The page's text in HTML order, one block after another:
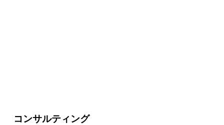
コンサルティング